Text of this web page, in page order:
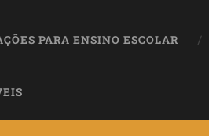
PARA ENSINO ESCOLAR